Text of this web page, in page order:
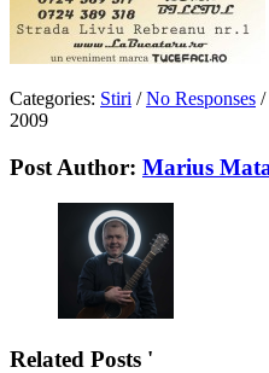
Categories: Stiri / No Responses /
2009
Post Author: Marius
Related Posts '